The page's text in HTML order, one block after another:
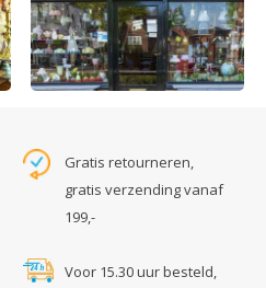
Gratis retourneren,
gratis verzending vanaf
199,-
Voor 15.30 uur besteld,